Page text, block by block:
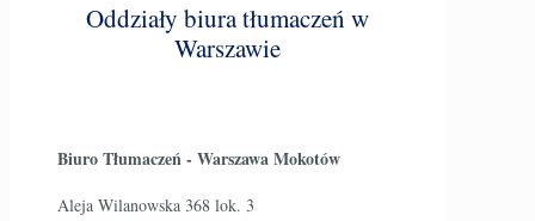
Oddziały biura tłumaczeń w
Warszawie
Biuro Tłumaczeń - Warszawa Mokotów
Aleja Wilanowska 368 lok. 3